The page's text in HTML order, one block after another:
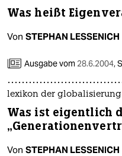
Was heißt
Von STEPHAN LESSENICH
Ausgabe vom 28.6.2004,
lexikon der globalisierung
Was ist eigentlich
Von STEPHAN LESSENICH